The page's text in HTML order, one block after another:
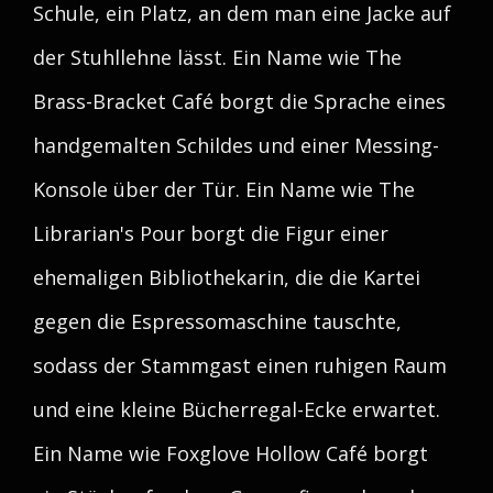
Schule, ein Platz, an dem man eine Jacke auf
der Stuhllehne lässt. Ein Name wie The
Brass-Bracket Café borgt die Sprache eines
handgemalten Schildes und einer Messing-
Konsole über der Tür. Ein Name wie The
Librarian's Pour borgt die Figur einer
ehemaligen Bibliothekarin, die die Kartei
gegen die Espressomaschine tauschte,
sodass der Stammgast einen ruhigen Raum
und eine kleine Bücherregal-Ecke erwartet.
Ein Name wie Foxglove Hollow Café borgt